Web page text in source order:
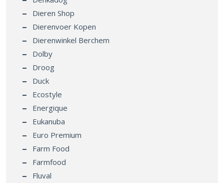
Dieren Shop
Dierenvoer Kopen
Dierenwinkel Berchem
Dolby
Droog
Duck
Ecostyle
Energique
Eukanuba
Euro Premium
Farm Food
Farmfood
Fluval